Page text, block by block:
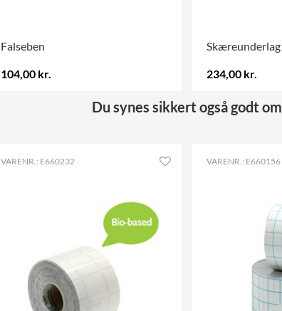
Falseben
104,00 kr.
Skæreunderlag
234,00 kr.
Du synes sikkert også godt om
VARENR.: E660232 VARENR.: E660156